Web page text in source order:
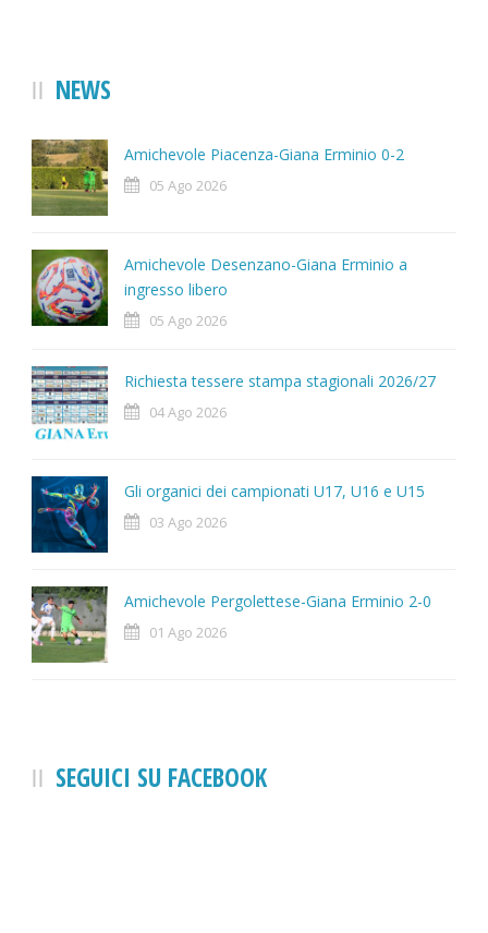
NEWS
Amichevole Piacenza-Giana Erminio 0-2
05 Ago 2026
Amichevole Desenzano-Giana Erminio a
ingresso libero
05 Ago 2026
Richiesta tessere stampa stagionali 2026/27
04 Ago 2026
Gli organici dei campionati U17, U16 e U15
03 Ago 2026
Amichevole Pergolettese-Giana Erminio 2-0
01 Ago 2026
SEGUICI SU FACEBOOK